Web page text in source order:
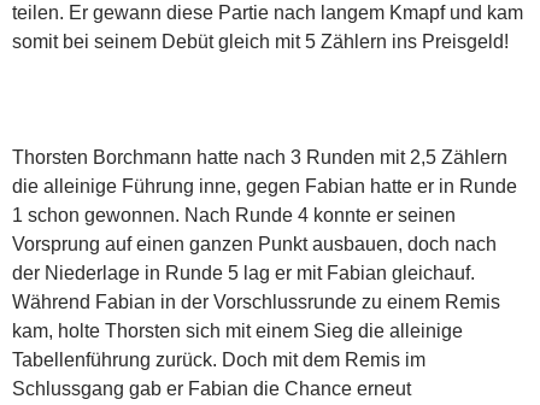
teilen. Er gewann diese Partie nach langem Kmapf und kam
somit bei seinem Debüt gleich mit 5 Zählern ins Preisgeld!
Thorsten Borchmann hatte nach 3 Runden mit 2,5 Zählern
die alleinige Führung inne, gegen Fabian hatte er in Runde
1 schon gewonnen. Nach Runde 4 konnte er seinen
Vorsprung auf einen ganzen Punkt ausbauen, doch nach
der Niederlage in Runde 5 lag er mit Fabian gleichauf.
Während Fabian in der Vorschlussrunde zu einem Remis
kam, holte Thorsten sich mit einem Sieg die alleinige
Tabellenführung zurück. Doch mit dem Remis im
Schlussgang gab er Fabian die Chance erneut